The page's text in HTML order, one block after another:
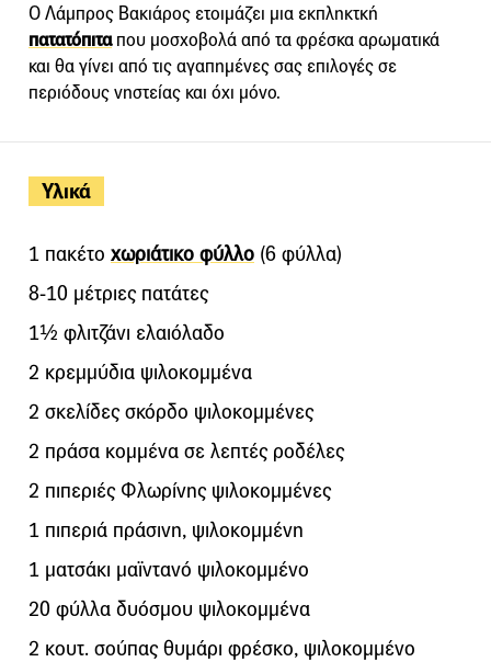
Υλικά
1 πακέτο χωριάτικο φύλλο (6 φύλλα)
8-10 μέτριες πατάτες
1½ φλιτζάνι ελαιόλαδο
2 κρεμμύδια ψιλοκομμένα
2 σκελίδες σκόρδο ψιλοκομμένες
2 πράσα κομμένα σε λεπτές ροδέλες
2 πιπεριές Φλωρίνης ψιλοκομμένες
1 πιπεριά πράσινη, ψιλοκομμένη
1 ματσάκι μαϊντανό ψιλοκομμένο
20 φύλλα δυόσμου ψιλοκομμένα
2 κουτ. σούπας θυμάρι φρέσκο, ψιλοκομμένο
Ο Λάμπρος Βακιάρος ετοιμάζει μια εκπληκτκή
πατατόπιταπου μοσχοβολά από τα φρέσκα αρωματικά
και θα γίνει από τις αγαπημένες σας επιλογές σε
περιόδους νηστείας και όχι μόνο.